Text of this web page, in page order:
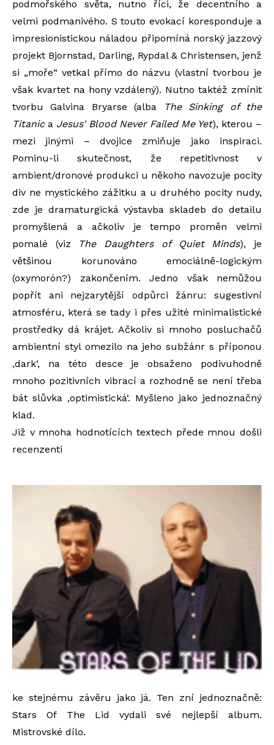
podmořského světa, nutno říci, že decentního a
velmi podmanivého. S touto evokací koresponduje a
impresionistickou náladou připomíná norský jazzový
projekt Bjornstad, Darling, Rypdal & Christensen, jenž
si „moře“ vetkal přímo do názvu (vlastní tvorbou je
však kvartet na hony vzdálený). Nutno taktéž zmínit
tvorbu Galvina Bryarse (alba
The Sinking of the
Titanica Jesus' Blood Never Failed Me Yet), kterou –
mezi jinými – dvojice zmiňuje jako inspiraci.
Pominu-li skutečnost, že repetitivnost v
ambient/dronové produkci u někoho navozuje pocity
div ne mystického zážitku a u druhého pocity nudy,
zde je dramaturgická výstavba skladeb do detailu
promyšlená a ačkoliv je tempo proměn velmi
pomalé (viz
The Daughters of Quiet Minds), je
většinou korunováno emociálně-logickým
(oxymorón?) zakončením. Jedno však nemůžou
popřít ani nejzarytější odpůrci žánru: sugestivní
atmosféru, která se tady i přes užité minimalistické
prostředky dá krájet. Ačkoliv si mnoho posluchačů
ambientní styl omezilo na jeho subžánr s příponou
‚dark‘, na této desce je obsaženo podivuhodně
mnoho pozitivních vibrací a rozhodně se není třeba
bát slůvka ‚optimistická‘. Myšleno jako jednoznačný
klad.
Již v mnoha hodnotících textech přede mnou došli
recenzenti
ke stejnému závěru jako já. Ten zní jednoznačně:
Stars Of The Lid vydali své nejlepší album.
Mistrovské dílo.